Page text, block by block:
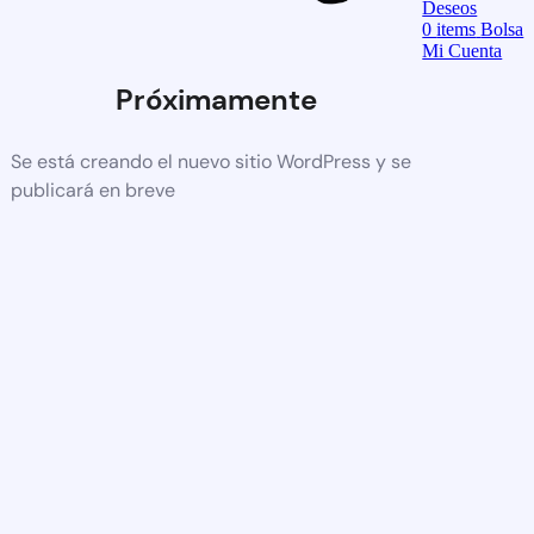
Próximamente
Se está creando el nuevo sitio WordPress y se
publicará en breve
Deseos
0items Bolsa
Mi Cuenta